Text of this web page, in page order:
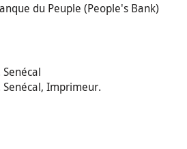
du Peuple (People's Bank)
Senécal
Senécal, Imprimeur.